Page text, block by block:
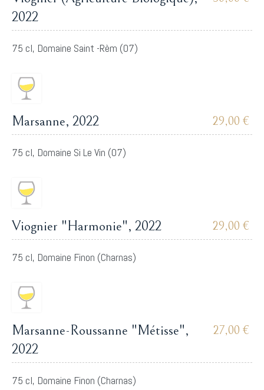
2022
75 cl, Domaine Saint -Rèm (07)
Marsanne, 2022 29,00 €
75 cl, Domaine Si Le Vin (07)
Viognier "Harmonie", 2022 29,00 €
75 cl, Domaine Finon (Charnas)
Marsanne-Roussanne "Métisse",
2022
27,00 €
75 cl, Domaine Finon (Charnas)